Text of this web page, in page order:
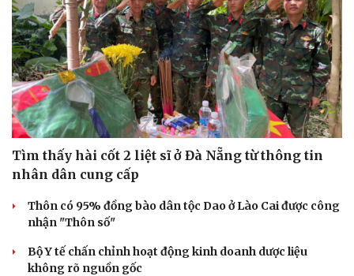
Du lịch
Tư vấn
check-in
Podcast
Cửa sổ tình yêu
Hạt giống tâm hồn
Tìm thấy hài cốt 2 liệt sĩ ở Đà Nẵng từ thông tin
nhân dân cung cấp
Thôn có 95% đồng bào dân tộc Dao ở Lào Cai được công
nhận "Thôn số"
Bộ Y tế chấn chỉnh hoạt động kinh doanh dược liệu
không rõ nguồn gốc